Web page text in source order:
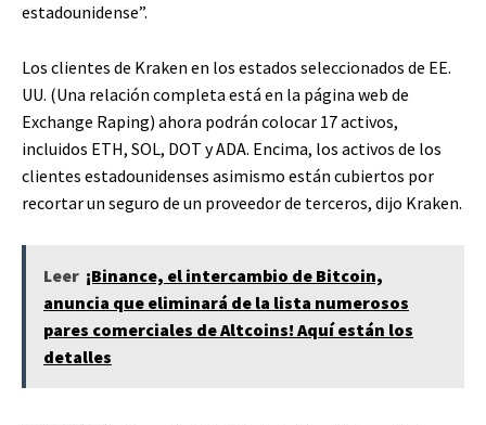
estadounidense”.
Los clientes de Kraken en los estados seleccionados de EE.
UU. (Una relación completa está en la página web de
Exchange Raping) ahora podrán colocar 17 activos,
incluidos ETH, SOL, DOT y ADA. Encima, los activos de los
clientes estadounidenses asimismo están cubiertos por
recortar un seguro de un proveedor de terceros, dijo Kraken.
Leer ¡Binance, el intercambio de Bitcoin,
anuncia que eliminará de la lista numerosos
pares comerciales de Altcoins! Aquí están los
detalles